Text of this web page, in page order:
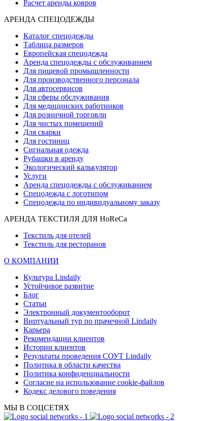
Расчет аренды ковров
АРЕНДА СПЕЦОДЕЖДЫ
Каталог спецодежды
Таблица размеров
Европейская спецодежда
Аренда спецодежды с обслуживанием
Для пищевой промышленности
Для производственного персонала
Для автосервисов
Для сферы обслуживания
Для медицинских работников
Для розничной торговли
Для чистых помещений
Для сварки
Для гостиниц
Сигнальная одежда
Рубашки в аренду
Экологический калькулятор
Услуги
Аренда спецодежды с обслуживанием
Спецодежда с логотипом
Спецодежда по индивидуальному заказу
АРЕНДА ТЕКСТИЛЯ ДЛЯ HoReCa
Текстиль для отелей
Текстиль для ресторанов
О КОМПАНИИ
Культура Lindaily
Устойчивое развитие
Блог
Статьи
Электронный документооборот
Виртуальный тур по прачечной Lindaily
Карьера
Рекомендации клиентов
Истории клиентов
Результаты проведения СОУТ Lindaily
Политика в области качества
Политика конфиденциальности
Согласие на использование cookie-файлов
Кодекс делового поведения
МЫ В СОЦСЕТЯХ